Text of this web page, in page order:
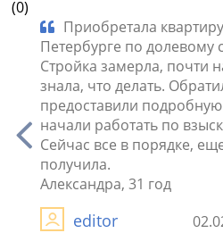
(0)
Приобретала
Петербурге по долевому
Стройка замерла, почти
знала, что делать.
предоставили
начали работать по
Сейчас все в порядке,
получила.
Александра, 31 год
editor